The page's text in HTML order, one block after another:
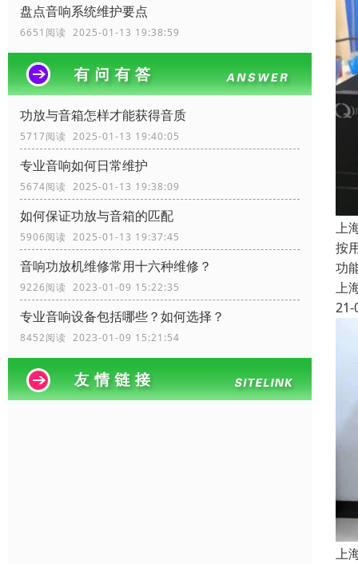
盘点音响系统维护要点
6651阅读 2025-01-13 19:38:59
功放与音箱怎样才能获得音质
5717阅读 2025-01-13 19:40:05
专业音响如何日常维护
5674阅读 2025-01-13 19:38:09
如何保证功放与音箱的匹配
5906阅读 2025-01-13 19:37:45
音响功放机维修常用十六种维修？
9226阅读 2023-01-09 15:22:35
专业音响设备包括哪些？如何选择？
8452阅读 2023-01-09 15:21:54
上
按
功
上
21-
上